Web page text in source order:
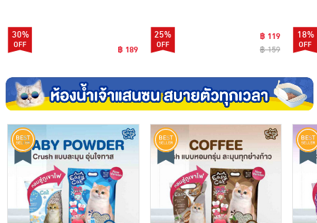
30%
฿ 189
25%
฿ 119
฿ 159
18%